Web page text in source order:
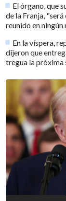
El órgano, que
de la Franja,
reunido en ningún
En la víspera,
dijeron que
tregua la próxima